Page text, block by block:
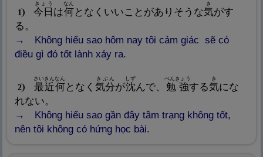
1 今 日
きょう
は何
なん
となくいいことがありそうな気
Nghĩa: Không khí, khí chất; khí
き
がす
る。
Không hiểu sao hôm nay tôi cảm giác sẽ có
điều gì đó tốt lành xảy ra.
2 最近
さいきん
何
なん
となく気
khái, khí phách
分
lượng từ đếm thời gian
きぶん
が沈
Nghĩa: Chìm (tàu), lặn (mặt
しず
んで、 勉
Nghĩa: Cố sức, cố gắng, siêng
強
べんきょう
する気
き
にな
れない。
Không hiểu sao gần đây tâm trạng không tốt,
nên tôi không có hứng học bài.